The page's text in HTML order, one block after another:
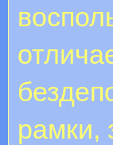
рамки,